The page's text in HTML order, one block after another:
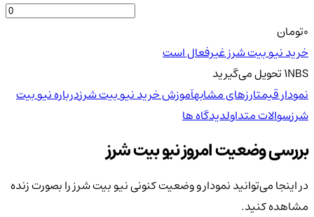
تومان
خرید نیو بیت شرز غیرفعال است
1NBSتحویلمی‌گیرید
نمودار قیمتارزهای مشابهآموزش خرید نیو بیت شرزدرباره نیو بیت
شرزسوالات متداولدیدگاه ها
بررسی وضعیت امروز نیو بیت شرز
در اینجا می‌توانید نمودار و وضعیت کنونی نیو بیت شرز را بصورت زنده
مشاهده کنید.